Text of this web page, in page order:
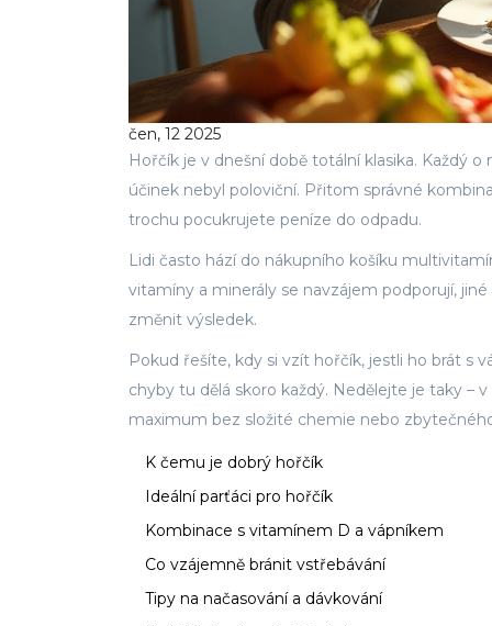
čen, 12 2025
Hořčík je v dnešní době totální klasika. Každý
účinek nebyl poloviční. Přitom správné
trochu pocukrujete peníze do odpadu.
Lidi často hází do nákupního košíku
vitamíny a minerály se navzájem podporují,
změnit výsledek.
Pokud řešíte, kdy si vzít hořčík, jestli ho brát s
chyby tu dělá skoro každý. Nedělejte je taky –
maximum bez složité chemie nebo
K čemu je dobrý hořčík
Ideální parťáci pro hořčík
Kombinace s vitamínem D a vápníkem
Co vzájemně bránit vstřebávání
Tipy na načasování a dávkování